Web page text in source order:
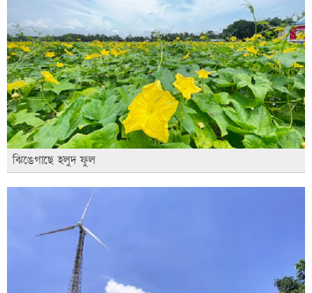
ঝিঙেগাছে হলুদ ফুল